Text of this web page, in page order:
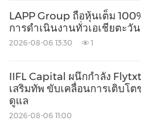
LAPP Group ถือหุ้นเต็ม
การดำเนินงานทั่วเอเชียตะวั
2026-08-06 13:30 1
IIFL Capital ผนึกกำลัง
เสริมทัพ ขับเคลื่อนการเติบโ
ดูแล
2026-08-06 11:00